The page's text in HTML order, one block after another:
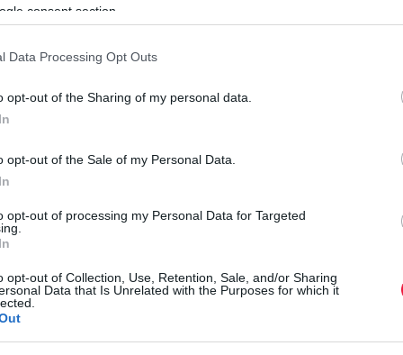
consent section.
Data Processing Opt Outs
opt-out of the Sharing of my personal data.
opt-out of the Sale of my Personal Data.
opt-out of processing my Personal Data for Targeted
opt-out of Collection, Use, Retention, Sale, and/or Sharing
Data that Is Unrelated with the Purposes for which it
forrásként a Google Keresőben!
idén átlag feletti mennyiségű burgonyát takarítottak be:
burgonya került a tárolókba, ami hektáronként 44
és termésmennyisége is csökken. 2022-ben
gazdák, 199 ezer tonnát.
még sosem volt ennyire kevés hazai burgonyánk, mint